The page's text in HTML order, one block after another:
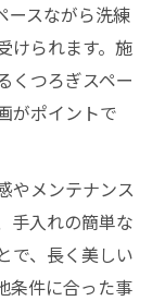
ースながら洗練
けられます。施
くつろぎスペー
がポイントで
やメンテナンス
手入れの簡単な
で、長く美しい
条件に合った事